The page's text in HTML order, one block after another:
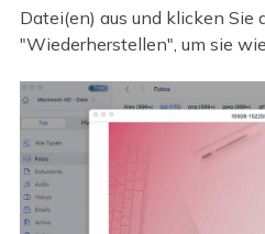
Datei(en) aus und klicken Sie
"Wiederherstellen", um sie